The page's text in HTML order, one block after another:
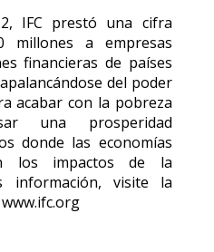
IFC prestó una cifra
millones a empresas
financieras de países
del poder
acabar con la pobreza
una prosperidad
donde las economías
los impactos de la
información, visite la